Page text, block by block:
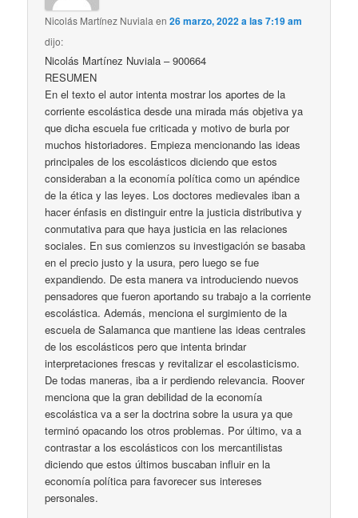
Nicolás Martínez Nuviala en26 marzo, 2022 a las 7:19 am
dijo:
Nicolás Martínez Nuviala – 900664
RESUMEN
En el texto el autor intenta mostrar los aportes de la
corriente escolástica desde una mirada más objetiva ya
que dicha escuela fue criticada y motivo de burla por
muchos historiadores. Empieza mencionando las ideas
principales de los escolásticos diciendo que estos
consideraban a la economía política como un apéndice
de la ética y las leyes. Los doctores medievales iban a
hacer énfasis en distinguir entre la justicia distributiva y
conmutativa para que haya justicia en las relaciones
sociales. En sus comienzos su investigación se basaba
en el precio justo y la usura, pero luego se fue
expandiendo. De esta manera va introduciendo nuevos
pensadores que fueron aportando su trabajo a la corriente
escolástica. Además, menciona el surgimiento de la
escuela de Salamanca que mantiene las ideas centrales
de los escolásticos pero que intenta brindar
interpretaciones frescas y revitalizar el escolasticismo.
De todas maneras, iba a ir perdiendo relevancia. Roover
menciona que la gran debilidad de la economía
escolástica va a ser la doctrina sobre la usura ya que
terminó opacando los otros problemas. Por último, va a
contrastar a los escolásticos con los mercantilistas
diciendo que estos últimos buscaban influir en la
economía política para favorecer sus intereses
personales.